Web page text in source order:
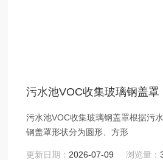
污水池VOC收集玻璃钢盖罩
污水池VOC收集玻璃钢盖罩根据污
钢盖罩形状分为圆形、方形
更新日期： 2026-07-09 浏览量：